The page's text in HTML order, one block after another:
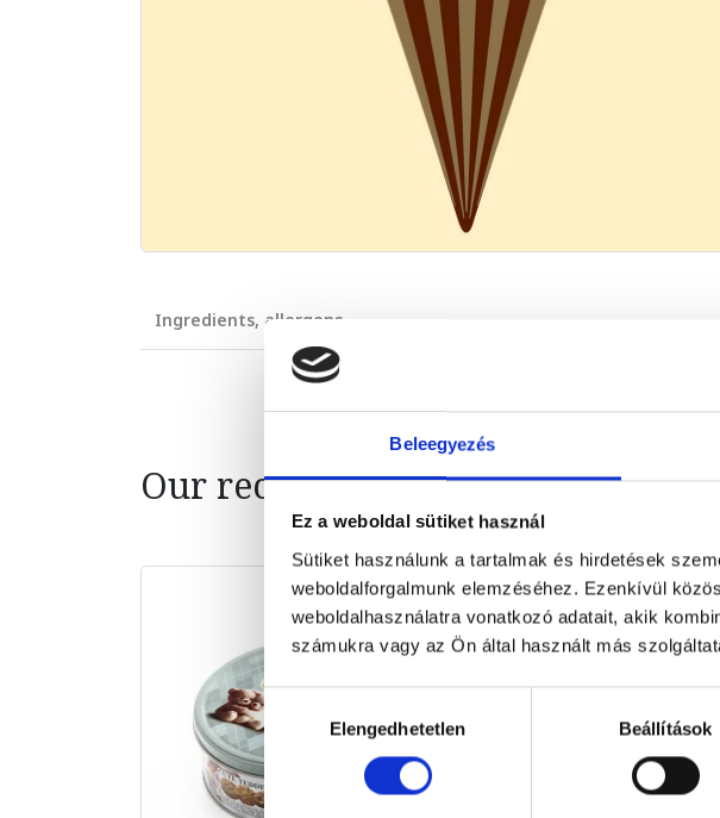
Beleegyezés
Ez a weboldal sütiket használ
Sütiket használunk a tartalmak és hirdetések
weboldalforgalmunk elemzéséhez. Ezenkívül
weboldalhasználatra vonatkozó adatait, akik
számukra vagy az Ön által használt más
Hozzájárulás
kiválasztásaElengedhetetlen Beállítások
Ingredients, allergens
Our recommendation